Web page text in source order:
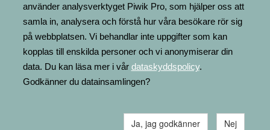
MINNESRUNOR.FI
UPPSLAGSVERKET FINLAND
LÄGENHETER
FAKTURERING
använder analysverktyget Piwik Pro, som hjälper oss att
samla in, analysera och förstå hur våra besökare rör sig
på webbplatsen. Vi behandlar inte uppgifter som kan
kopplas till enskilda personer och vi anonymiserar din
data. Du kan läsa mer i vår dataskyddspolicy.
Godkänner du datainsamlingen?
Ja, jag godkänner Nej